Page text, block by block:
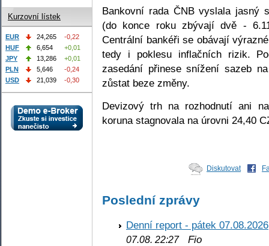
Bankovní rada ČNB vyslala jasný
(do konce roku zbývají dvě -
Centrální bankéři se obávají
tedy i poklesu inflačních rizik.
zasedání přinese snížení sazeb
zůstat beze změny.
Devizový trh na rozhodnutí ani
koruna stagnovala na úrovni 24,40
Diskutovat
Poslední zprávy
Denní report - pátek 07.08.2026
07.08. 22:27Fio
Kurzovní lístek
EUR 24,265
-0,22
HUF
6,654
+0,01
JPY
13,286
+0,01
PLN
5,646
-0,24
USD
21,039 -0,30